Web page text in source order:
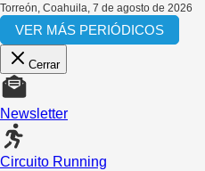
Torreón, Coahuila 7 de agosto de 2026
VER MÁS PERIÓDICOS
Cerrar
Newsletter
Circuito Running